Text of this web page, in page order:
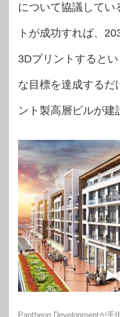
について協議してい
トが成功すれば、
3Dプリントすると
な目標を達成するだ
ント製高層ビルが建
Pantheon Developmentが手